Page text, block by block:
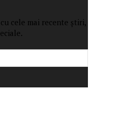
cele mai recente știri,